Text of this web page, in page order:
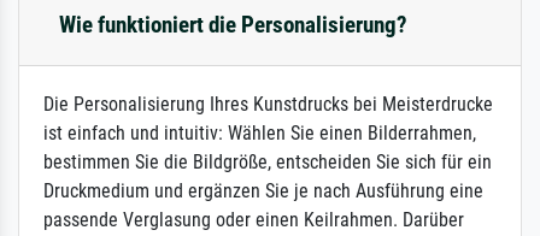
Wie funktioniert die Personalisierung?
Die Personalisierung Ihres Kunstdrucks bei Meisterdrucke
ist einfach und intuitiv: Wählen Sie einen Bilderrahmen,
bestimmen Sie die Bildgröße, entscheiden Sie sich für ein
Druckmedium und ergänzen Sie je nach Ausführung eine
passende Verglasung oder einen Keilrahmen. Darüber